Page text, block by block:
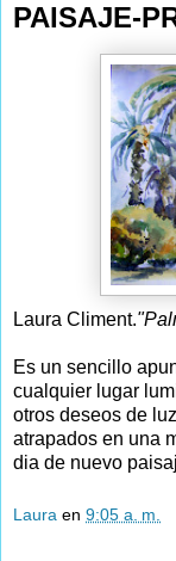
PAISAJE-
Laura Climent.
Es un sencillo
cualquier lugar
otros deseos de
atrapados en una
dia de nuevo
Laura en 9:05 a. m.